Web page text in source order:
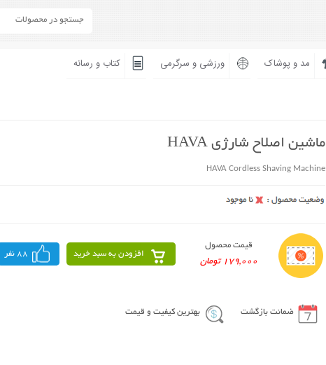
مد و پوشاک ورزشی و سرگرمی کتاب و رسانه
ماشین اصلاح شارژی HAVA
HAVA Cordless Shaving Machine
قیمت محصول
179,000 تومان
افزودن به سبد خرید 88 نفر
ضمانت بازگشت بهترین کیفیت و قیمت